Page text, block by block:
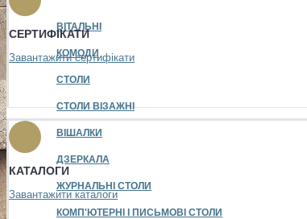
ВІТАЛЬНІ
КОМОДИ
СТОЛИ
СТОЛИ ВІЗАЖНІ
ВІШАЛКИ
ДЗЕРКАЛА
ЖУРНАЛЬНІ СТОЛИ
КОМП'ЮТЕРНІ І ПИСЬМОВІ СТОЛИ
СЕРТИФІКАТИ
Завантажити сертифікати
КАТАЛОГИ
Завантажити каталоги